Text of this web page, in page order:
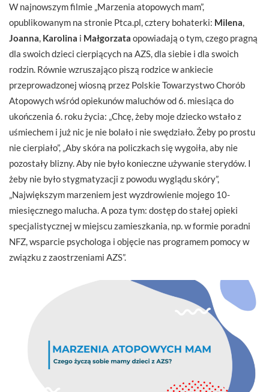
W najnowszym filmie „Marzenia atopowych mam”,
opublikowanym na stronie Ptca.pl, cztery bohaterki: Milena,
Joanna, Karolina i Małgorzata opowiadają o tym, czego pragną
dla swoich dzieci cierpiących na AZS, dla siebie i dla swoich
rodzin. Równie wzruszająco piszą rodzice w ankiecie
przeprowadzonej wiosną przez Polskie Towarzystwo Chorób
Atopowych wśród opiekunów maluchów od 6. miesiąca do
ukończenia 6. roku życia: „Chcę, żeby moje dziecko wstało z
uśmiechem i już nic je nie bolało i nie swędziało. Żeby po prostu
nie cierpiało”, „Aby skóra na policzkach się wygoiła, aby nie
pozostały blizny. Aby nie było konieczne używanie sterydów. I
żeby nie było stygmatyzacji z powodu wyglądu skóry”,
„Największym marzeniem jest wyzdrowienie mojego 10-
miesięcznego malucha. A poza tym: dostęp do stałej opieki
specjalistycznej w miejscu zamieszkania, np. w formie poradni
NFZ, wsparcie psychologa i objęcie nas programem pomocy w
związku z zaostrzeniami AZS”.